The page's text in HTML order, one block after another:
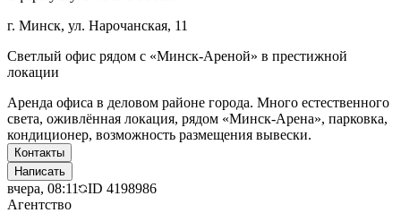
г. Минск, ул. Нарочанская, 11
Светлый офис рядом с «Минск-Ареной» в престижной
локации
Аренда офиса в деловом районе города. Много естественного
света, оживлённая локация, рядом «Минск-Арена», парковка,
кондиционер, возможность размещения вывески.
Контакты
Написать
вчера, 08:11 ID 4198986
Агентство